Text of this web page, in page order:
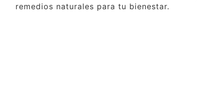
remedios naturales para tu bienestar.